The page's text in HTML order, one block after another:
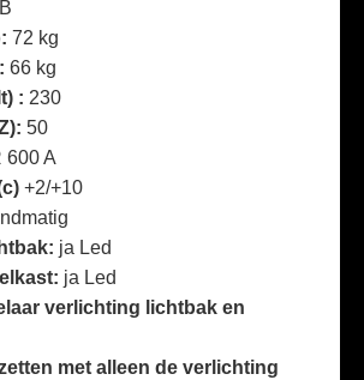
B
72 kg
66 kg
: 230
50
600 A
+2/+10
ja Led
ja Led
verlichting lichtbak en
met alleen de verlichting